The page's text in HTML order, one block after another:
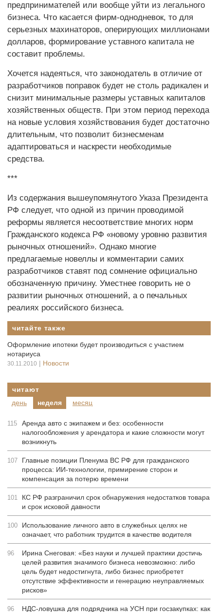
предпринимателей или вообще уйти из легального
бизнеса. Что касается фирм-однодневок, то для
серьезных махинаторов, оперирующих миллионами
долларов, формирование уставного капитала не
составит проблемы.
Хочется надеяться, что законодатель в отличие от
разработчиков поправок будет не столь радикален и
снизит минимальные размеры уставных капиталов
хозяйственных обществ. При этом период перехода
на новые условия хозяйствования будет достаточно
длительным, что позволит бизнесменам
адаптироваться и наскрести необходимые
средства.
***
Из содержания вышеупомянутого Указа Президента
РФ следует, что одной из причин проводимой
реформы является несоответствие многих норм
Гражданского кодекса РФ «новому уровню развития
рыночных отношений». Однако многие
предлагаемые новеллы и комментарии самих
разработчиков ставят под сомнение официально
обозначенную причину. Уместнее говорить не о
развитии рыночных отношений, а о печальных
реалиях российского бизнеса.
читайте также
Оформление ипотеки будет производиться с участием
нотариуса
30.11.2010 | Новости
читают
день
неделя месяц
115
Аренда авто с экипажем и без: особенности
налогообложения у арендатора и какие сложности могут
возникнуть
107
Главные позиции Пленума ВС РФ для гражданского
процесса: ИИ-технологии, примирение сторон и
компенсация за потерю времени
101
КС РФ разграничил срок обнаружения недостатков товара
и срок исковой давности
100
Использование личного авто в служебных целях не
означает, что работник трудится в качестве водителя
96
Ирина Снеговая: «Без науки и лучшей практики достичь
целей развития значимого бизнеса невозможно: либо
цель будет недостигнута, либо бизнес приобретет
отсутствие эффективности и генерацию неуправляемых
рисков»
96 НДС-ловушка для подрядчика на УСН при госзакупках: как